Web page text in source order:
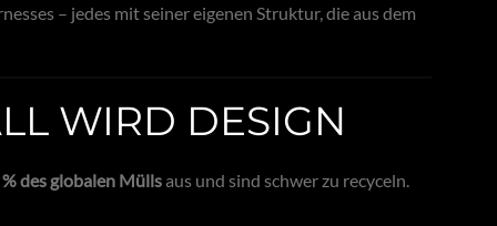
– jedes mit seiner eigenen Struktur, die aus dem
WIRD DESIGN
% des globalen Müllsaus und sind schwer zu recyceln.